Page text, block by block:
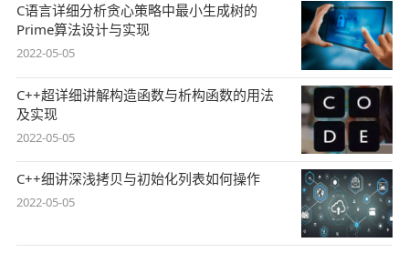
C语言详细分析贪心策略中最小生成树的
Prime算法设计与实现
2022-05-05
C++超详细讲解构造函数与析构函数的用法
及实现
2022-05-05
C++细讲深浅拷贝与初始化列表如何操作
2022-05-05